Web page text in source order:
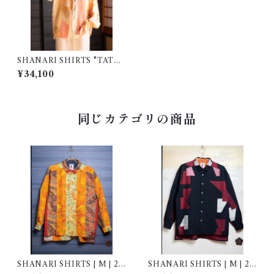
SHANARI SHIRTS "TATEJ
IMA" | M | 241007
¥34,100
同じカテゴリの商品
SHANARI SHIRTS | M | 26
SHANARI SHIRTS | M | 26